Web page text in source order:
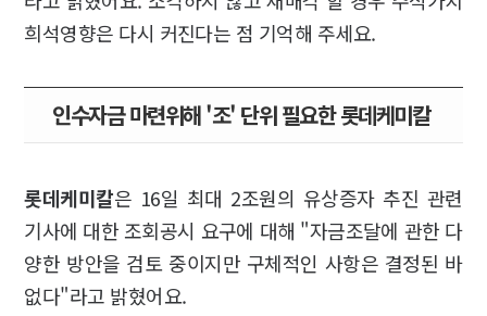
희석영향은 다시 커진다는 점 기억해 주세요.
인수자금 마련위해 '조' 단위 필요한 롯데케미칼
롯데케미칼은 16일 최대 2조원의 유상증자 추진 관련
기사에 대한 조회공시 요구에 대해 "자금조달에 관한 다
양한 방안을 검토 중이지만 구체적인 사항은 결정된 바
없다"라고 밝혔어요.